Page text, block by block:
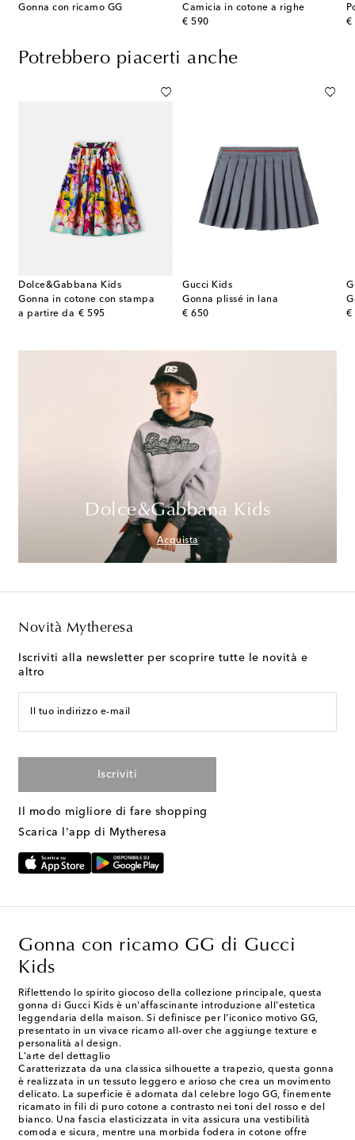
Gonna con ricamo GG
Camicia in cotone a righe
€ 590
original price €
Potrebbero piacerti anche
Dolce&Gabbana Kids
Gonna in cotone con stampa
a partire da € 595
original price
Gucci Kids
Gonna plissé in lana
€ 650
original price
€
Dolce&Gabbana Kids
Acquista
Novità Mytheresa
Iscriviti alla newsletter per scoprire tutte le novità e
altro
Il tuo indirizzo e-mail
Iscriviti
Il modo migliore di fare shopping
Scarica l'app di Mytheresa
Gonna con ricamo GG di Gucci
Kids
Riflettendo lo spirito giocoso della collezione principale, questa
gonna di Gucci Kids è un'affascinante introduzione all'estetica
leggendaria della maison. Si definisce per l'iconico motivo GG,
presentato in un vivace ricamo all-over che aggiunge texture e
personalità al design.
L'arte del dettaglio
Caratterizzata da una classica silhouette a trapezio, questa gonna
è realizzata in un tessuto leggero e arioso che crea un movimento
delicato. La superficie è adornata dal celebre logo GG, finemente
ricamato in fili di puro cotone a contrasto nei toni del rosso e del
bianco. Una fascia elasticizzata in vita assicura una vestibilità
comoda e sicura, mentre una morbida fodera in cotone offre